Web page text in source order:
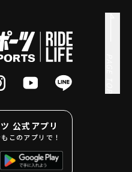
公式アプリ
このアプリで！